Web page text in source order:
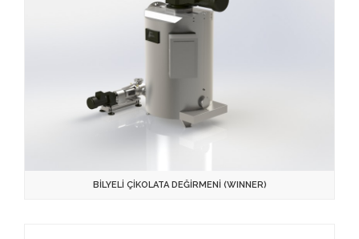
BİLYELİ ÇİKOLATA DEĞİRMENİ (WINNER)